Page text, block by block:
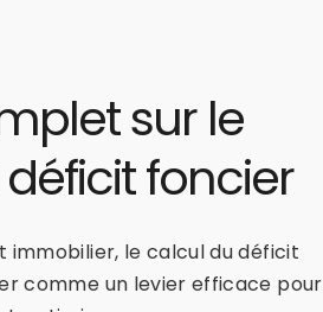
sur le
foncier
immobilier, le calcul du déficit
comme un levier efficace pour